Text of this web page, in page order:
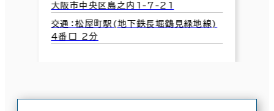
大阪市中央区島之内1-7-21
交通：松屋町駅(地下鉄長堀鶴見緑地線)
4番口 2分